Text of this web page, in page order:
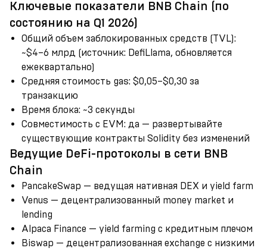
Ключевые показатели BNB Chain (по
состоянию на Q1 2026)
Общий объем заблокированных средств (TVL):
~$4–6 млрд (источник: DefiLlama, обновляется
ежеквартально)
Средняя стоимость gas: $0,05–$0,30 за
транзакцию
Время блока: ~3 секунды
Совместимость с EVM: да — развертывайте
существующие контракты Solidity без изменений
Ведущие DeFi-протоколы в сети BNB
Chain
PancakeSwap — ведущая нативная DEX и yield farm
Venus — децентрализованный money market и
lending
Alpaca Finance — yield farming с кредитным плечом
Biswap — децентрализованная exchange с низкими